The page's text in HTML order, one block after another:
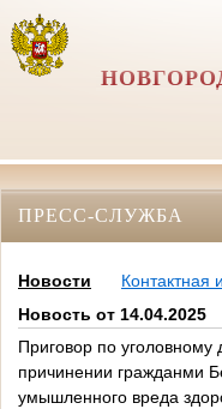
ПРЕСС-СЛУЖБА
Новости
Новость от 14.04.2025
Приговор по уголовному
причинении гражданми
умышленного вреда